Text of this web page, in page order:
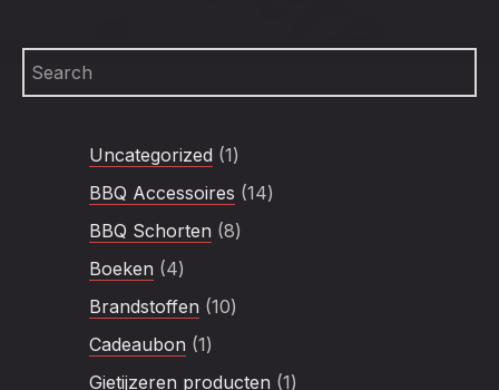
Uncategorized 11
product
BBQ Accessoires 1414
BBQ Schorten 88
Boeken 44
producten
Brandstoffen 1010
Cadeaubon 11
product
Gietijzeren producten 11